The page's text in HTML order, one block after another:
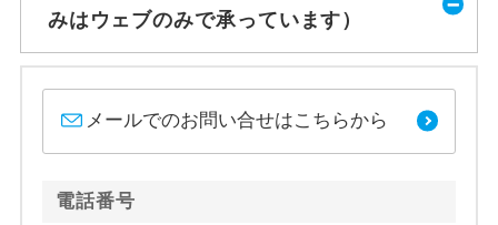
みはウェブのみで承っています）
メールでのお問い合せはこちらから
電話番号